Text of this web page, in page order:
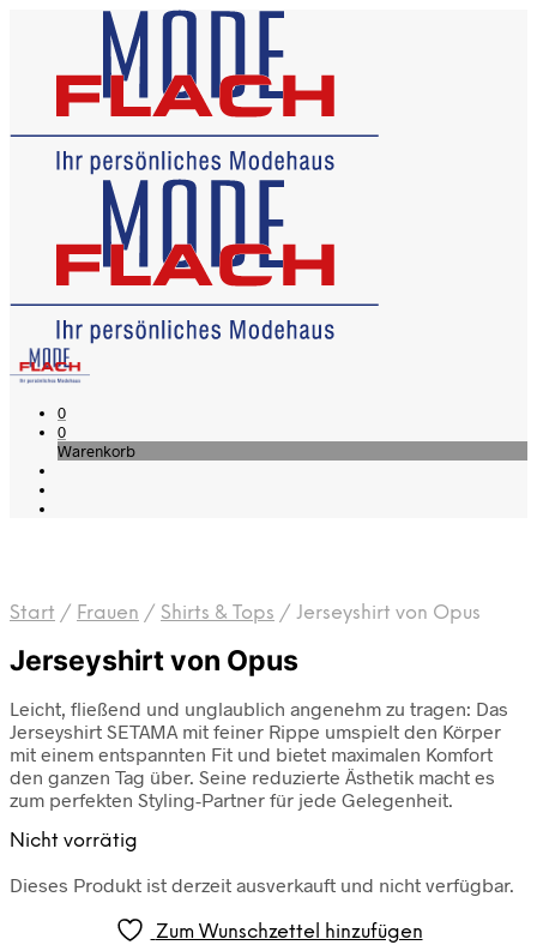
0
0
Warenkorb
Start / Frauen / Shirts & Tops / Jerseyshirt von Opus
Jerseyshirt von Opus
Leicht, fließend und unglaublich angenehm zu tragen: Das
Jerseyshirt SETAMA mit feiner Rippe umspielt den Körper
mit einem entspannten Fit und bietet maximalen Komfort
den ganzen Tag über. Seine reduzierte Ästhetik macht es
zum perfekten Styling-Partner für jede Gelegenheit.
Nicht vorrätig
Dieses Produkt ist derzeit ausverkauft und nicht verfügbar.
Zum Wunschzettel hinzufügen